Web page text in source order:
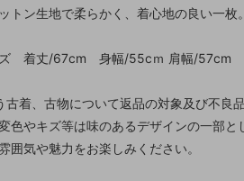
トン生地で柔らかく、着心地の良い一枚。
ズ 着丈/67cm 身幅/55cｍ 肩幅/57cm
古着、古物について返品の対象及び不良品
色やキズ等は味のあるデザインの一部と
囲気や魅力をお楽しみください。